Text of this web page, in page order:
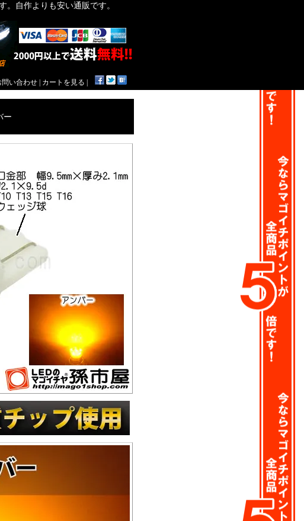
。自作よりも安い通販です。
問い合わせ カートを見る
ー